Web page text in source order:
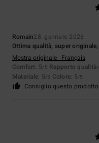
Romain28. gennaio 2026
Ottima qualità, super
Mostra originale - Français
Comfort: 5/5 Rapporto
Materiale: 5/5 Colore: 5/5
Consiglio questo prodotto